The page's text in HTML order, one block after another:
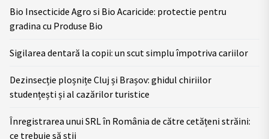
Bio Insecticide Agro si Bio Acaricide: protectie pentru
gradina cu Produse Bio
Sigilarea dentară la copii: un scut simplu împotriva cariilor
Dezinsecție ploșnițe Cluj și Brașov: ghidul chiriilor
studențești și al cazărilor turistice
Înregistrarea unui SRL în România de către cetățeni străini:
ce trebuie să știi